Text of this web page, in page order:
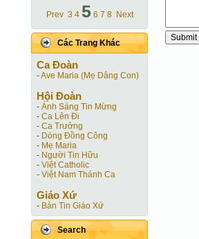
Prev 3 4 5 6 7 8 Next
Các Trang Khác
Ca Ðoàn
-Ave Maria (Mẹ Dâng Con)
Hội Ðoàn
- Ánh Sáng Tin Mừng
- Ca Lên Đi
- Ca Trưởng
- Dòng Đồng Công
- Mẹ Maria
- Người Tin Hữu
- Việt Catholic
- Việt Nam Thánh Ca
Giáo Xứ
- Bản Tin Giáo Xứ
Search